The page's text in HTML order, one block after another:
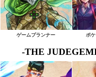
ゲームプランナー ポ
-THE